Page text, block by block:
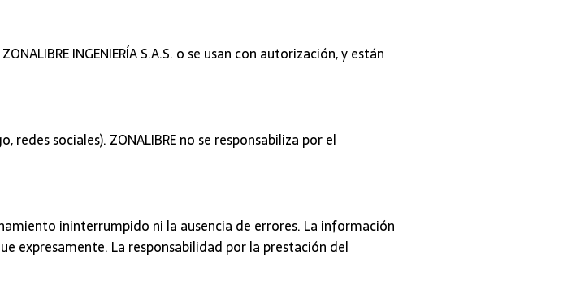
INGENIERÍA S.A.S. o se usan con autorización, y están
sociales). ZONALIBRE no se responsabiliza por el
ininterrumpido ni la ausencia de errores. La información
expresamente. La responsabilidad por la prestación del